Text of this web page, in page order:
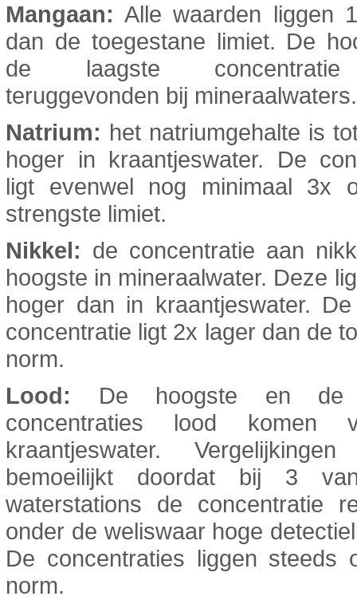
Mangaan: Alle waarden liggen
dan de toegestane limiet. De
de laagste
teruggevonden bij mineraalwaters.
Natrium: het natriumgehalte is
hoger in kraantjeswater. De
ligt evenwel nog minimaal 3x
strengste limiet.
Nikkel: de concentratie aan
hoogste in mineraalwater. Deze
hoger dan in kraantjeswater.
concentratie ligt 2x lager dan de
norm.
Lood: De hoogste en de
concentraties lood komen
kraantjeswater.
bemoeilijkt doordat bij 3
waterstations de concentratie
onder de weliswaar hoge
De concentraties liggen steeds
norm.